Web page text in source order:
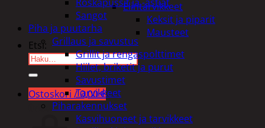
Elintarvikkeet
Keksit ja piparit
Mausteet
Etsi:
Ostoskori /0,00€
Ostoskori
Sangot
Piha ja puutarha
Grillaus ja savustus
Grillit ja rengaspolttimet
Hiilet, briketit ja purut
Savustimet
Tarvikkeet
Piharakennukset
Kasvihuoneet ja tarvikkeet